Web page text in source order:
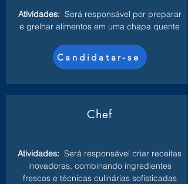
Atividades: Será responsável por preparar
e grelhar alimentos em uma chapa quente
Candidatar-se
Chef
Atividades: Será responsável criar receitas
inovadoras, combinando ingredientes
frescos e técnicas culinárias sofisticadas